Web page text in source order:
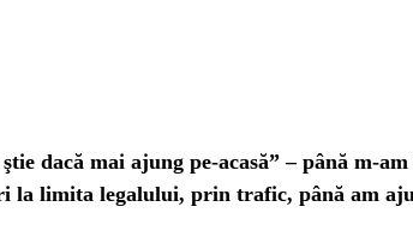
dacă mai ajung pe-acasă” – până m-
la limita legalului, prin trafic, până am